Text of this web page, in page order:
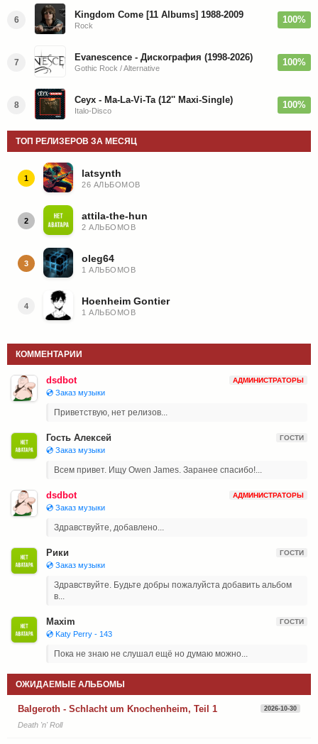
6 Kingdom Come [11 Albums] 1988-2009
Rock
100%
7 Evanescence - Дискография (1998-2026)
Gothic Rock / Alternative
100%
8 Ceyx - Ma-La-Vi-Ta (12'' Maxi-Single)
Italo-Disco
100%
ТОП РЕЛИЗЕРОВ ЗА МЕСЯЦ
1 latsynth
26 АЛЬБОМОВ
2 attila-the-hun
2 АЛЬБОМОВ
3 oleg64
1 АЛЬБОМОВ
4 Hoenheim Gontier
1 АЛЬБОМОВ
КОММЕНТАРИИ
dsdbot АДМИНИСТРАТОРЫ
💿 Заказ музыки
Приветствую, нет релизов...
Гость Алексей ГОСТИ
💿 Заказ музыки
Всем привет. Ищу Owen James. Заранее спасибо!...
dsdbot АДМИНИСТРАТОРЫ
💿 Заказ музыки
Здравствуйте, добавлено...
Рики ГОСТИ
💿 Заказ музыки
Здравствуйте. Будьте добры пожалуйста добавить альбом
в...
Maxim ГОСТИ
💿 Katy Perry - 143
Пока не знаю не слушал ещё но думаю можно...
ОЖИДАЕМЫЕ АЛЬБОМЫ
Balgeroth - Schlacht um Knochenheim, Teil 1 2026-10-30
Death 'n' Roll